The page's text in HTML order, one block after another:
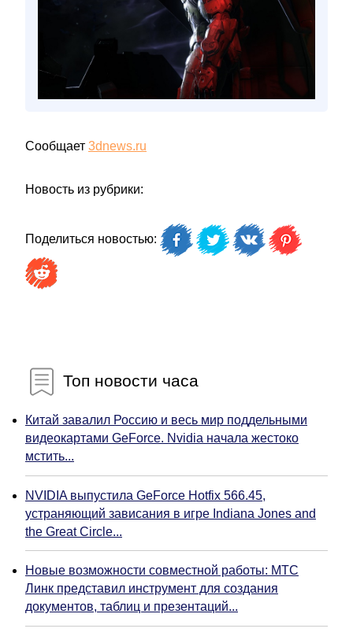
Сообщает 3dnews.ru
Новость из рубрики:
Поделиться новостью:
Топ новости часа
Китай завалил Россию и весь мир поддельными
видеокартами GeForce. Nvidia начала жестоко
мстить...
NVIDIA выпустила GeForce Hotfix 566.45,
устраняющий зависания в игре Indiana Jones and
the Great Circle...
Новые возможности совместной работы: МТС
Линк представил инструмент для создания
документов, таблиц и презентаций...